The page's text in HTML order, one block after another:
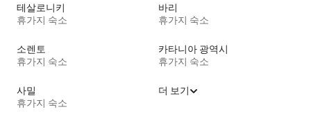
테살로니키
휴가지 숙소
바리
휴가지 숙소
소렌토
휴가지 숙소
카타니아 광역시
휴가지 숙소
사밀
휴가지 숙소
더 보기